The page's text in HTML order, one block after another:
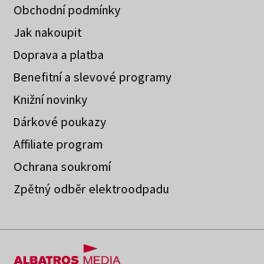
Obchodní podmínky
Jak nakoupit
Doprava a platba
Benefitní a slevové programy
Knižní novinky
Dárkové poukazy
Affiliate program
Ochrana soukromí
Zpětný odběr elektroodpadu